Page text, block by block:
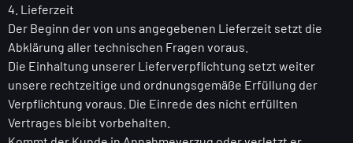
4. Lieferzeit
Der Beginn der von uns angegebenen Lieferzeit setzt die
Abklärung aller technischen Fragen voraus.
Die Einhaltung unserer Lieferverpflichtung setzt weiter
unsere rechtzeitige und ordnungsgemäße Erfüllung der
Verpflichtung voraus. Die Einrede des nicht erfüllten
Vertrages bleibt vorbehalten.